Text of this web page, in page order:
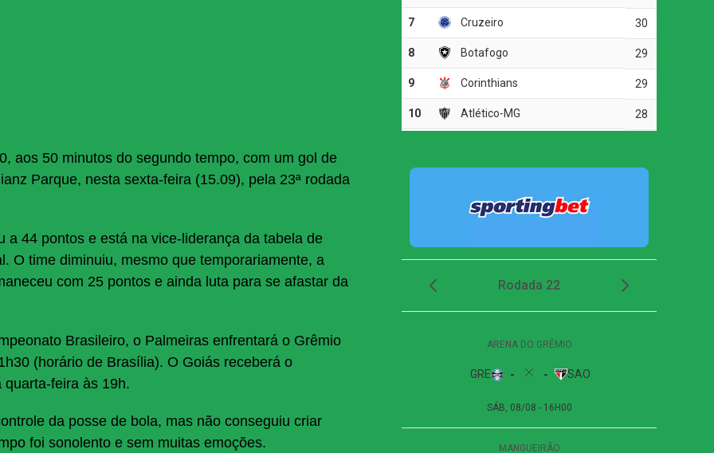
aos 50 minutos do segundo tempo, com um gol de
Parque, nesta sexta-feira (15.09), pela 23ª rodada
a 44 pontos e está na vice-liderança da tabela de
O time diminuiu, mesmo que temporariamente, a
com 25 pontos e ainda luta para se afastar da
Brasileiro, o Palmeiras enfrentará o Grêmio
(horário de Brasília). O Goiás receberá o
feira às 19h.
da posse de bola, mas não conseguiu criar
foi sonolento e sem muitas emoções.